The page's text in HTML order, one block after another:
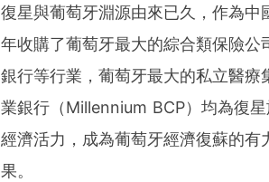
復星與葡萄牙淵源由來已久，作為
年收購了葡萄牙最大的綜合類保險公
銀行等行業，葡萄牙最大的私立醫
業銀行（Millennium BCP）均為復
經濟活力，成為葡萄牙經濟復蘇的
果。